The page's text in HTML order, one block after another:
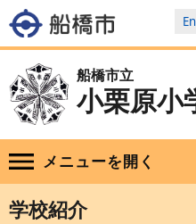
船橋市立
小栗原小
メニューを開く
学校紹介